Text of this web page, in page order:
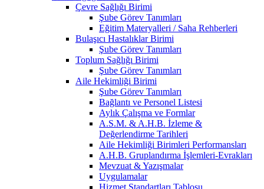
Çevre Sağlığı Birimi
Şube Görev Tanımları
Eğitim Materyalleri / Saha Rehberleri
Bulaşıcı Hastalıklar Birimi
Şube Görev Tanımları
Toplum Sağlığı Birimi
Şube Görev Tanımları
Aile Hekimliği Birimi
Şube Görev Tanımları
Bağlantı ve Personel Listesi
Aylık Çalışma ve Formlar
A.S.M. & A.H.B. İzleme &
Değerlendirme Tarihleri
Aile Hekimliği Birimleri Performansları
A.H.B. Gruplandırma İşlemleri-Evrakları
Mevzuat & Yazışmalar
Uygulamalar
Hizmet Standartları Tablosu